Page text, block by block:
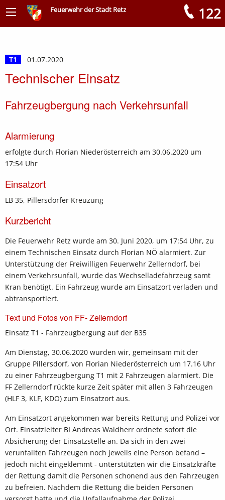
Feuerwehr der Stadt Retz 122
T1 01.07.2020
Technischer Einsatz
Fahrzeugbergung nach Verkehrsunfall
Alarmierung
erfolgte durch Florian Niederösterreich am 30.06.2020 um
17:54 Uhr
Einsatzort
LB 35, Pillersdorfer Kreuzung
Kurzbericht
Die Feuerwehr Retz wurde am 30. Juni 2020, um 17:54 Uhr, zu
einem Technischen Einsatz durch Florian NÖ alarmiert. Zur
Unterstützung der Freiwilligen Feuerwehr Zellerndorf, bei
einem Verkehrsunfall, wurde das Wechselladefahrzeug samt
Kran benötigt. Ein Fahrzeug wurde am Einsatzort verladen und
abtransportiert.
Text und Fotos von FF- Zellerndorf
Einsatz T1 - Fahrzeugbergung auf der B35
Am Dienstag, 30.06.2020 wurden wir, gemeinsam mit der
Gruppe Pillersdorf, von Florian Niederösterreich um 17.16 Uhr
zu einer Fahrzeugbergung T1 mit 2 Fahrzeugen alarmiert. Die
FF Zellerndorf rückte kurze Zeit später mit allen 3 Fahrzeugen
(HLF 3, KLF, KDO) zum Einsatzort aus.
Am Einsatzort angekommen war bereits Rettung und Polizei vor
Ort. Einsatzleiter BI Andreas Waldherr ordnete sofort die
Absicherung der Einsatzstelle an. Da sich in den zwei
verunfallten Fahrzeugen noch jeweils eine Person befand –
jedoch nicht eingeklemmt - unterstützten wir die Einsatzkräfte
der Rettung damit die Personen schonend aus den Fahrzeugen
zu befreien. Nachdem die Rettung die beiden Personen